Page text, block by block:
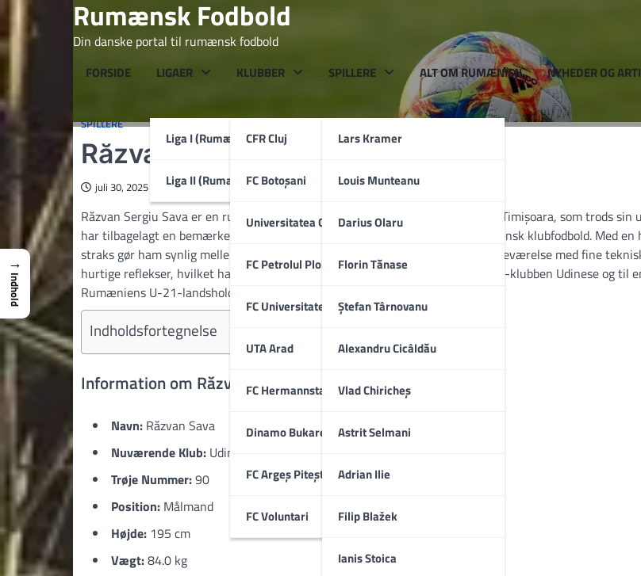
content
Rumænsk Fodbold
Din danske portal til rumænsk fodbold
FORSIDE LIGAER
Liga I (Rumænien)
Liga II (Rumænien)
KLUBBER
CFR Cluj
FC Botoșani
Universitatea Craiova
FC Petrolul Ploiești
FC Universitatea Cluj
UTA Arad
FC Hermannstadt
Dinamo Bukarest
FC Argeș Pitești
FC Voluntari
SPILLERE
Lars Kramer
Louis Munteanu
Darius Olaru
Florin Tănase
Ștefan Târnovanu
Alexandru Cicâldău
Vlad Chiricheș
Astrit Selmani
Adrian Ilie
Filip Blažek
Ianis Stoica
ALT OM RUMÆNIEN NYHEDER OG
SPILLERE
Răzvan Sava
juli 30, 2025
Răzvan Sergiu Sava er en rumænsk fodboldmålmand, født den 21. juni 2002 i Timișoara, som trods sin
har tilbagelagt en bemærkelsesværdig rejse gennem såvel italiensk som rumænsk klubfodbold. Med en
straks gør ham synlig mellem stolperne, kombinerer han stærk kropslig tilstedeværelse med fine
hurtige reflekser, hvilket har bragt ham fra Pro Sestos ungdomshold til Serie A-klubben Udinese og til
Rumæniens U-21-landshold.
Indholdsfortegnelse
Information om Răzvan Sava
Navn: Răzvan Sava
Nuværende Klub: Udinese
Trøje Nummer:90
Position: Målmand
Højde: 195 cm
Vægt:84.0 kg
→
Indhold